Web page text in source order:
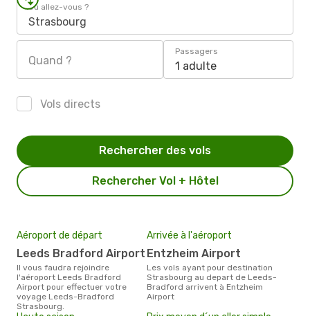
Où allez-vous ?
Strasbourg
Quand ?
Passagers
1 adulte
Vols directs
Rechercher Vol + Hôtel
Rechercher des vols
Aéroport de départ
Leeds Bradford Airport
Il vous faudra rejoindre
l'aéroport Leeds Bradford
Airport pour effectuer votre
voyage Leeds-Bradford
Strasbourg.
Arrivée à l'aéroport
Entzheim Airport
Les vols ayant pour destination
Strasbourg au depart de Leeds-
Bradford arrivent à Entzheim
Airport